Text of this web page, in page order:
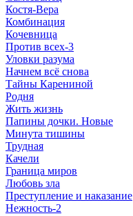
Костя-Вера
Комбинация
Кочевница
Против всех-3
Уловки разума
Начнем всё снова
Тайны Карениной
Родня
Жить жизнь
Папины дочки. Новые
Минута тишины
Трудная
Качели
Граница миров
Любовь зла
Преступление и наказание
Нежность-2